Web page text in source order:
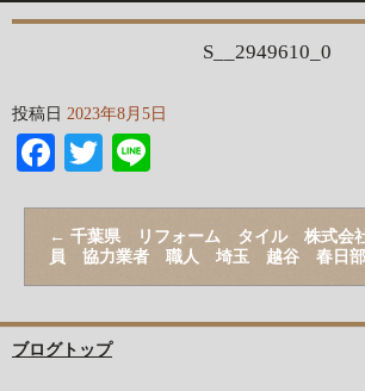
S__2949610_0
投稿日 2023年8月5日
Facebook
Twitter
← 千葉県 リフォーム タイル 株式会
員 協力業者 職人 埼玉 越谷 春日部
ブログトップ